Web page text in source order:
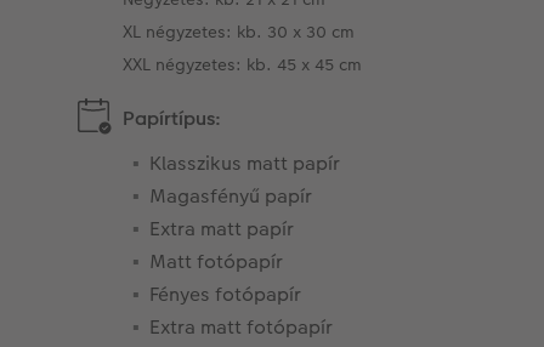
XL négyzetes: kb. 30 x 30 cm
XXL négyzetes: kb. 45 x 45 cm
Papírtípus:
Klasszikus matt papír
Magasfényű papír
Extra matt papír
Matt fotópapír
Fényes fotópapír
Extra matt fotópapír